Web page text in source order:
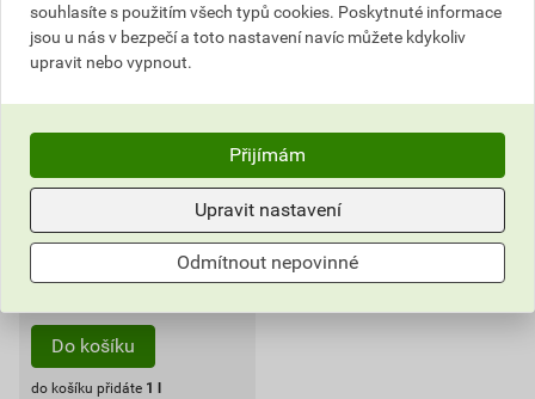
SF210 Likvidace plísní a řas
1 l
124,15Kč
Vyberte si prodejnu
ks
Do košíku
do košíku přidáte 1 l
souhlasíte s použitím všech typů cookies. Poskytnuté informace
jsou u nás v bezpečí a toto nastavení navíc můžete kdykoliv
upravit nebo vypnout.
Přijímám
Upravit nastavení
Odmítnout nepovinné